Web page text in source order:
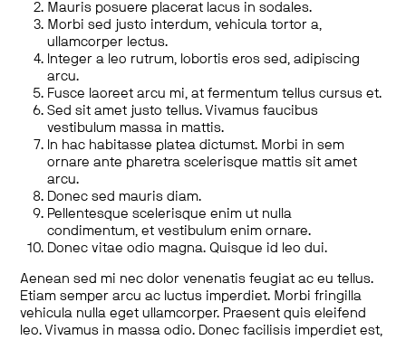
Mauris posuere placerat lacus in sodales.
Morbi sed justo interdum, vehicula tortor a,
ullamcorper lectus.
Integer a leo rutrum, lobortis eros sed, adipiscing
arcu.
Fusce laoreet arcu mi, at fermentum tellus cursus et.
Sed sit amet justo tellus. Vivamus faucibus
vestibulum massa in mattis.
In hac habitasse platea dictumst. Morbi in sem
ornare ante pharetra scelerisque mattis sit amet
arcu.
Donec sed mauris diam.
Pellentesque scelerisque enim ut nulla
condimentum, et vestibulum enim ornare.
Donec vitae odio magna. Quisque id leo dui.
Aenean sed mi nec dolor venenatis feugiat ac eu tellus.
Etiam semper arcu ac luctus imperdiet. Morbi fringilla
vehicula nulla eget ullamcorper. Praesent quis eleifend
leo. Vivamus in massa odio. Donec facilisis imperdiet est,